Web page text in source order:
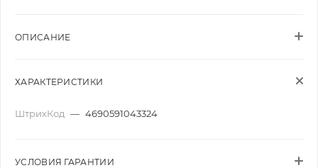
ОПИСАНИЕ
ХАРАКТЕРИСТИКИ
ШтрихКод — 4690591043324
УСЛОВИЯ ГАРАНТИИ